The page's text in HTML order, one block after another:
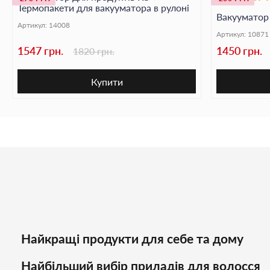
Термопакети для вакууматора в рулоні
Артикул: 14008
1547 грн. 1820 грн.
Купити
Артикул: 10871
1450 грн.
Найкращі продукти для себе та дому
Найбільший вибір приладів для волосся